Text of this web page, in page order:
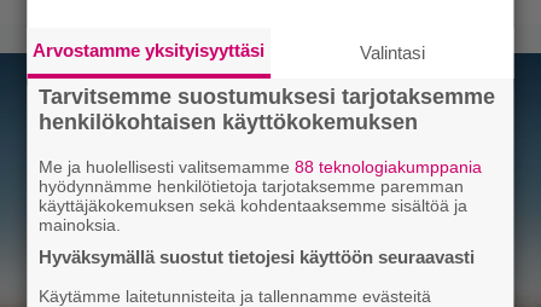
Arvostamme yksityisyyttäsi Valintasi
Tarvitsemme suostumuksesi tarjotaksemme
henkilökohtaisen käyttökokemuksen
Me ja huolellisesti valitsemamme88 teknologiakumppania
hyödynnämme henkilötietoja tarjotaksemme paremman
käyttäjäkokemuksen sekä kohdentaaksemme sisältöä ja
mainoksia.
Hyväksymällä suostut tietojesi käyttöön seuraavasti
Käytämme laitetunnisteita ja tallennamme evästeitä